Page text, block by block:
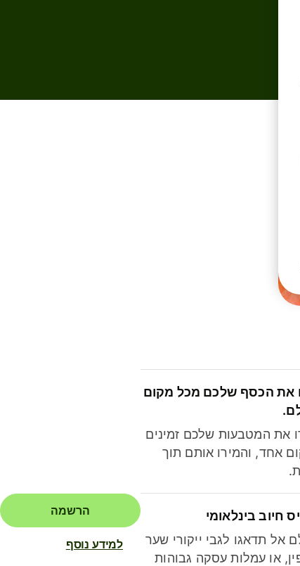
את הכסף שלכם מכל מקום
את המטבעות שלכם זמינים
אחד, והמירו אותם תוך
חיוב בינלאומי
אל תדאגו לגבי ייקורי שער
או עמלות עסקה גבוהות
הרשמה
למידע נוסף